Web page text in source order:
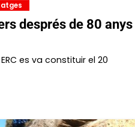
després de 80 anys
es va constituir el 20